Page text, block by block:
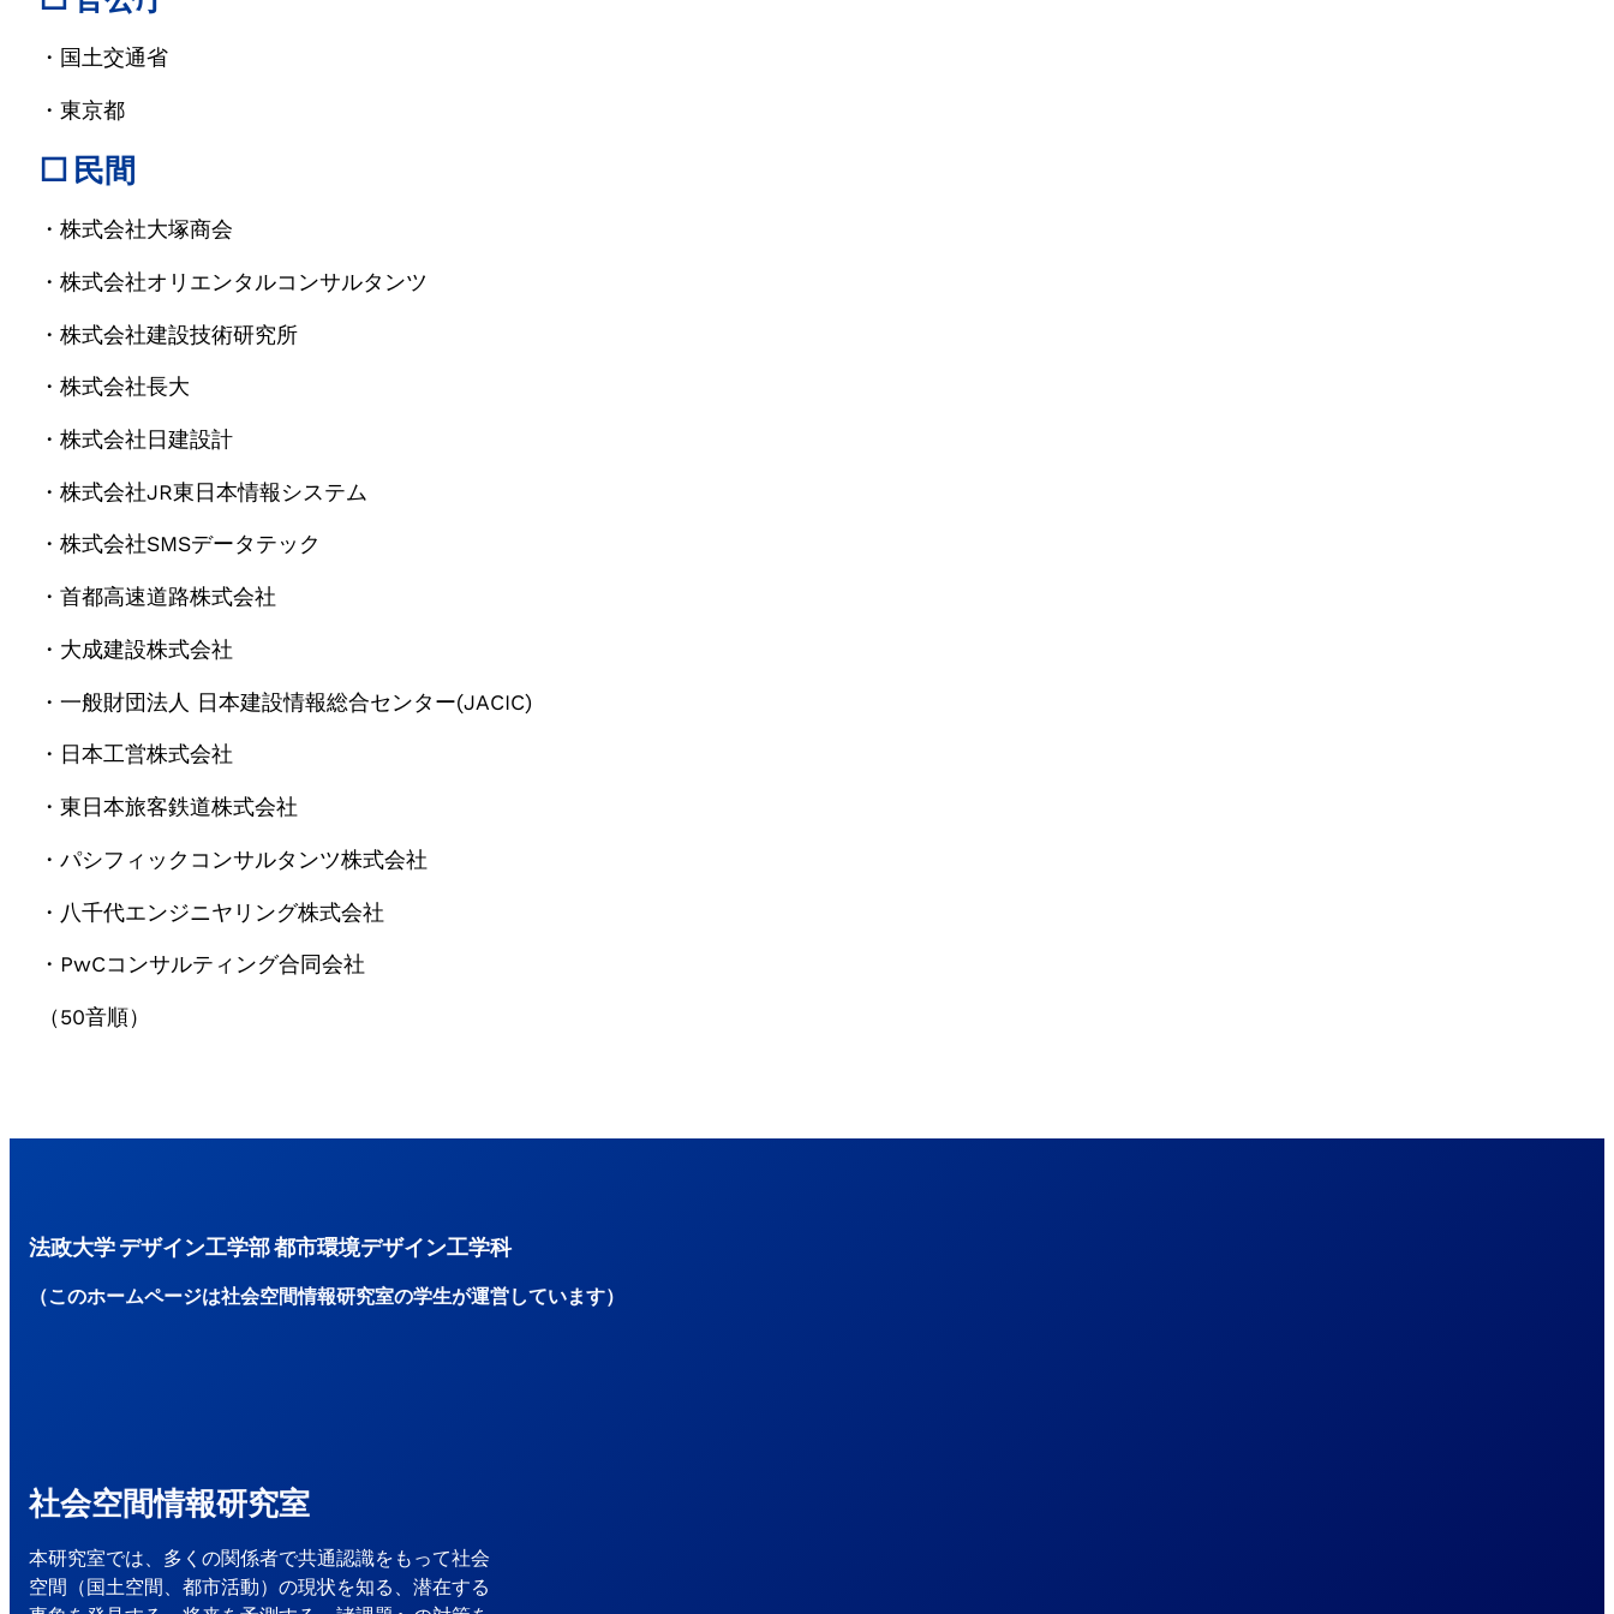
・国土交通省
・東京都
□ 民間
・株式会社大塚商会
・株式会社オリエンタルコンサルタンツ
・株式会社建設技術研究所
・株式会社長大
・株式会社日建設計
・株式会社JR東日本情報システム
・株式会社SMSデータテック
・首都高速道路株式会社
・大成建設株式会社
・一般財団法人 日本建設情報総合センター(JACIC)
・日本工営株式会社
・東日本旅客鉄道株式会社
・パシフィックコンサルタンツ株式会社
・八千代エンジニヤリング株式会社
・PwCコンサルティング合同会社
（50音順）
法政大学 デザイン工学部 都市環境デザイン工学科
（このホームページは社会空間情報研究室の学生が運営しています）
社会空間情報研究室
本研究室では、多くの関係者で共通認識をもって社会
空間（国土空間、都市活動）の現状を知る、潜在する